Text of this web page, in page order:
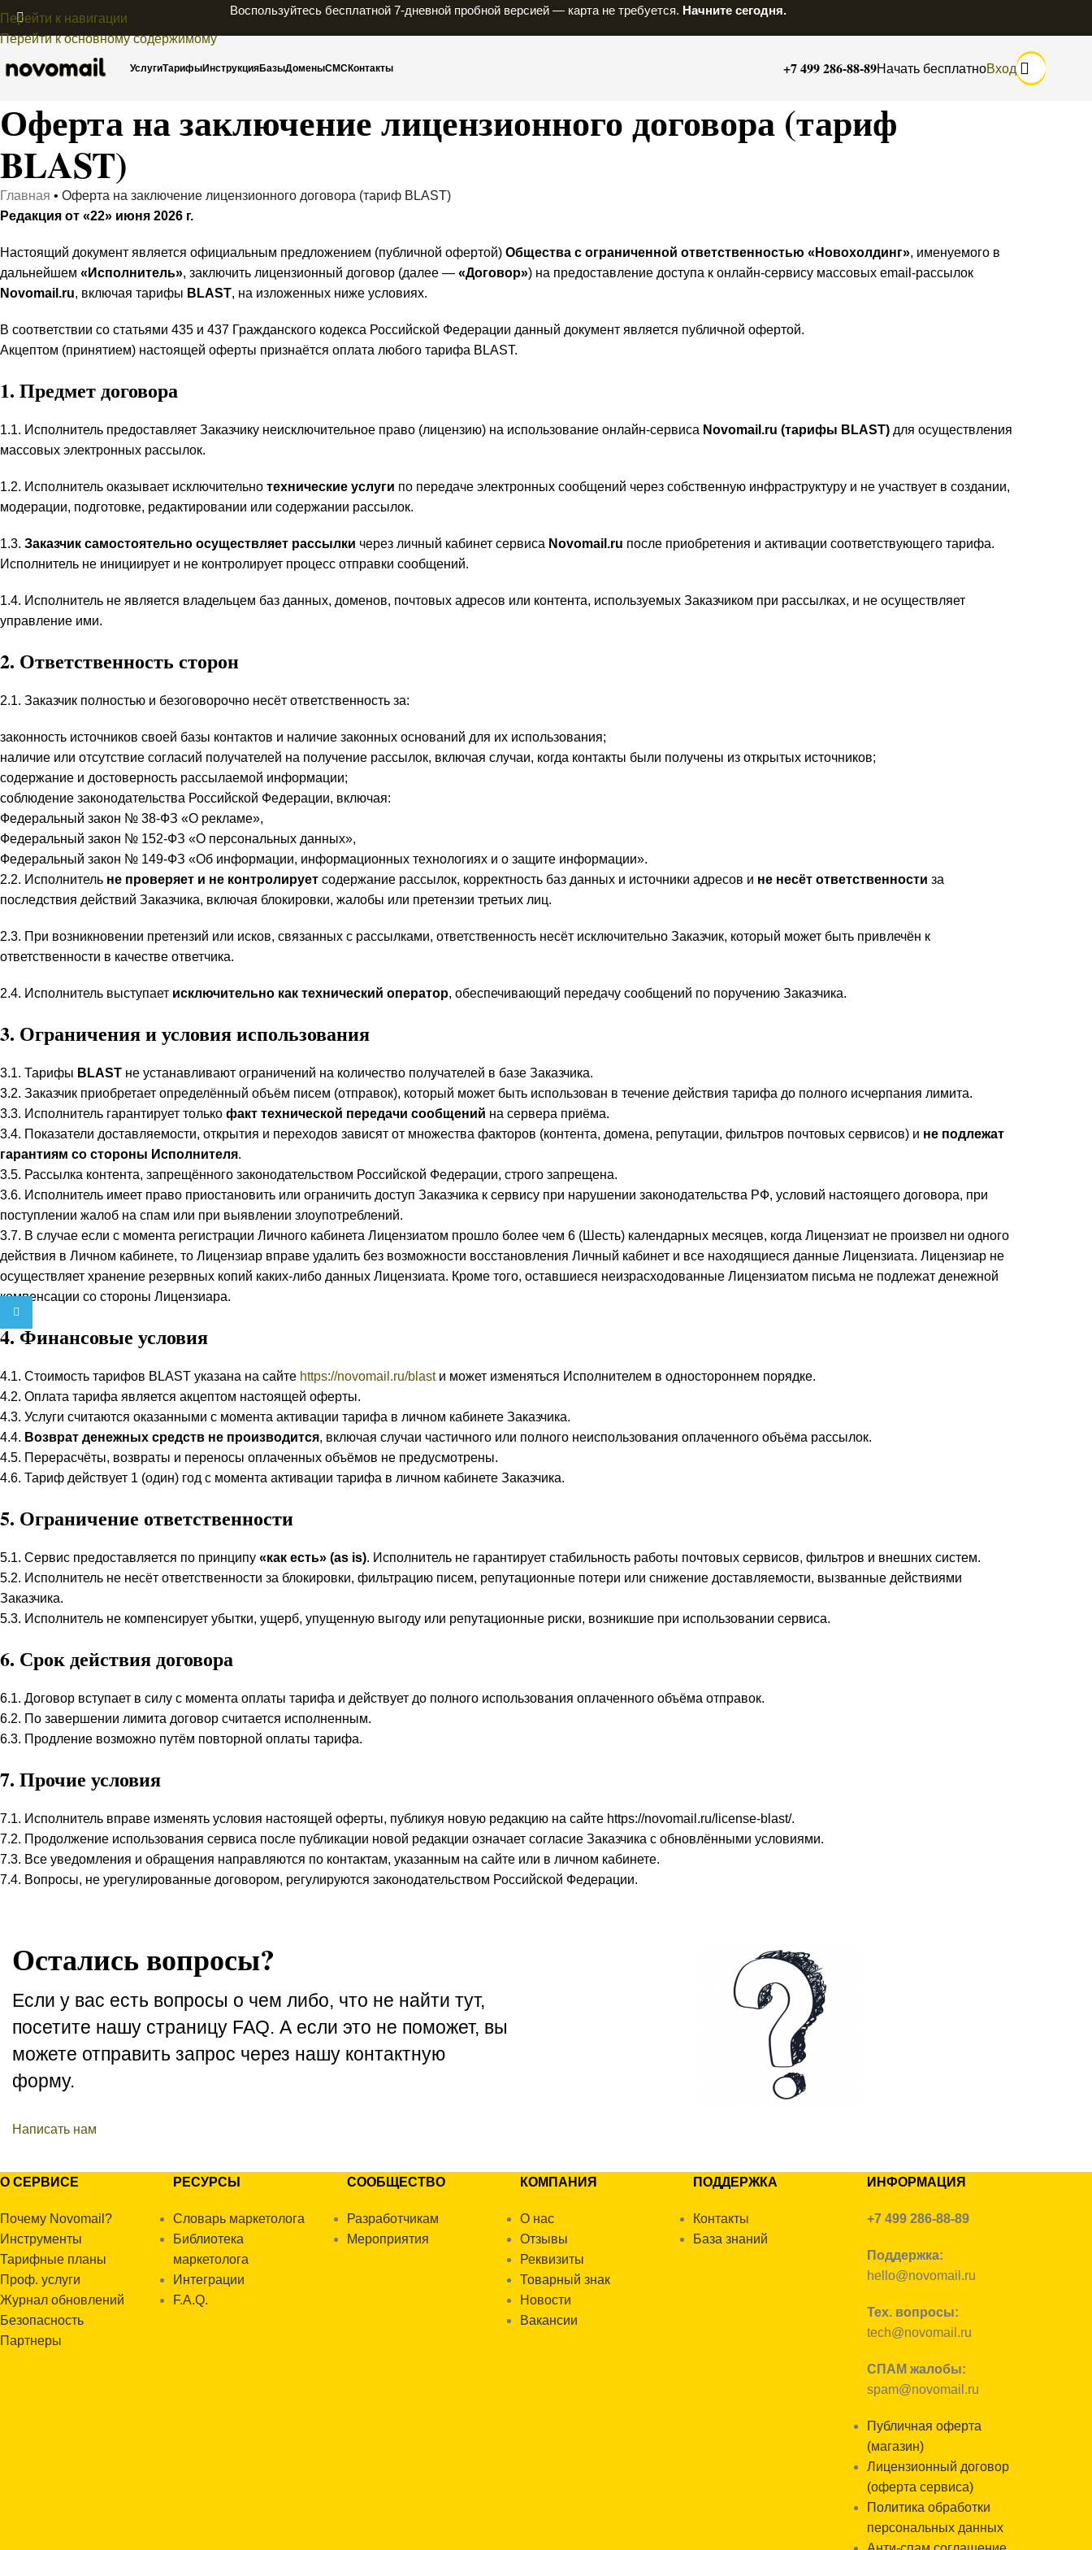
Перейти к навигации
Перейти к основному содержимому
Воспользуйтесь бесплатной 7-дневной пробной версией — карта не требуется. Начните сегодня.
УслугиТарифыИнструкцияБазыДоменыСМСКонтакты +7 499 286-88-89Начать бесплатноВход
Оферта на заключение лицензионного договора (тариф
BLAST)
Главная • Оферта на заключение лицензионного договора (тариф BLAST)
Редакция от «22» июня 2026 г.
Настоящий документ является официальным предложением (публичной офертой) Общества с ограниченной ответственностью «Новохолдинг», именуемого в
дальнейшем «Исполнитель», заключить лицензионный договор (далее — «Договор») на предоставление доступа к онлайн-сервису массовых email-рассылок
Novomail.ru, включая тарифы BLAST, на изложенных ниже условиях.
В соответствии со статьями 435 и 437 Гражданского кодекса Российской Федерации данный документ является публичной офертой.
Акцептом (принятием) настоящей оферты признаётся оплата любого тарифа BLAST.
1. Предмет договора
1.1. Исполнитель предоставляет Заказчику неисключительное право (лицензию) на использование онлайн-сервиса Novomail.ru (тарифы BLAST) для осуществления
массовых электронных рассылок.
1.2. Исполнитель оказывает исключительно технические услуги по передаче электронных сообщений через собственную инфраструктуру и не участвует в создании,
модерации, подготовке, редактировании или содержании рассылок.
1.3. Заказчик самостоятельно осуществляет рассылки через личный кабинет сервиса Novomail.ru после приобретения и активации соответствующего тарифа.
Исполнитель не инициирует и не контролирует процесс отправки сообщений.
1.4. Исполнитель не является владельцем баз данных, доменов, почтовых адресов или контента, используемых Заказчиком при рассылках, и не осуществляет
управление ими.
2. Ответственность сторон
2.1. Заказчик полностью и безоговорочно несёт ответственность за:
законность источников своей базы контактов и наличие законных оснований для их использования;
наличие или отсутствие согласий получателей на получение рассылок, включая случаи, когда контакты были получены из открытых источников;
содержание и достоверность рассылаемой информации;
соблюдение законодательства Российской Федерации, включая:
Федеральный закон № 38-ФЗ «О рекламе»,
Федеральный закон № 152-ФЗ «О персональных данных»,
Федеральный закон № 149-ФЗ «Об информации, информационных технологиях и о защите информации».
2.2. Исполнитель не проверяет и не контролирует содержание рассылок, корректность баз данных и источники адресов и не несёт ответственности за
последствия действий Заказчика, включая блокировки, жалобы или претензии третьих лиц.
2.3. При возникновении претензий или исков, связанных с рассылками, ответственность несёт исключительно Заказчик, который может быть привлечён к
ответственности в качестве ответчика.
2.4. Исполнитель выступает исключительно как технический оператор, обеспечивающий передачу сообщений по поручению Заказчика.
3. Ограничения и условия использования
3.1. Тарифы BLAST не устанавливают ограничений на количество получателей в базе Заказчика.
3.2. Заказчик приобретает определённый объём писем (отправок), который может быть использован в течение действия тарифа до полного исчерпания лимита.
3.3. Исполнитель гарантирует только факт технической передачи сообщений на сервера приёма.
3.4. Показатели доставляемости, открытия и переходов зависят от множества факторов (контента, домена, репутации, фильтров почтовых сервисов) и не подлежат
гарантиям со стороны Исполнителя.
3.5. Рассылка контента, запрещённого законодательством Российской Федерации, строго запрещена.
3.6. Исполнитель имеет право приостановить или ограничить доступ Заказчика к сервису при нарушении законодательства РФ, условий настоящего договора, при
поступлении жалоб на спам или при выявлении злоупотреблений.
3.7. В случае если с момента регистрации Личного кабинета Лицензиатом прошло более чем 6 (Шесть) календарных месяцев, когда Лицензиат не произвел ни одного
действия в Личном кабинете, то Лицензиар вправе удалить без возможности восстановления Личный кабинет и все находящиеся данные Лицензиата. Лицензиар не
осуществляет хранение резервных копий каких-либо данных Лицензиата. Кроме того, оставшиеся неизрасходованные Лицензиатом письма не подлежат денежной
компенсации со стороны Лицензиара.
4. Финансовые условия
4.1. Стоимость тарифов BLAST указана на сайте https://novomail.ru/blastи может изменяться Исполнителем в одностороннем порядке.
4.2. Оплата тарифа является акцептом настоящей оферты.
4.3. Услуги считаются оказанными с момента активации тарифа в личном кабинете Заказчика.
4.4. Возврат денежных средств не производится, включая случаи частичного или полного неиспользования оплаченного объёма рассылок.
4.5. Перерасчёты, возвраты и переносы оплаченных объёмов не предусмотрены.
4.6. Тариф действует 1 (один) год с момента активации тарифа в личном кабинете Заказчика.
5. Ограничение ответственности
5.1. Сервис предоставляется по принципу «как есть» (as is). Исполнитель не гарантирует стабильность работы почтовых сервисов, фильтров и внешних систем.
5.2. Исполнитель не несёт ответственности за блокировки, фильтрацию писем, репутационные потери или снижение доставляемости, вызванные действиями
Заказчика.
5.3. Исполнитель не компенсирует убытки, ущерб, упущенную выгоду или репутационные риски, возникшие при использовании сервиса.
6. Срок действия договора
6.1. Договор вступает в силу с момента оплаты тарифа и действует до полного использования оплаченного объёма отправок.
6.2. По завершении лимита договор считается исполненным.
6.3. Продление возможно путём повторной оплаты тарифа.
7. Прочие условия
7.1. Исполнитель вправе изменять условия настоящей оферты, публикуя новую редакцию на сайте https://novomail.ru/license-blast/.
7.2. Продолжение использования сервиса после публикации новой редакции означает согласие Заказчика с обновлёнными условиями.
7.3. Все уведомления и обращения направляются по контактам, указанным на сайте или в личном кабинете.
7.4. Вопросы, не урегулированные договором, регулируются законодательством Российской Федерации.
Остались вопросы?
Если у вас есть вопросы о чем либо, что не найти тут,
посетите нашу страницу FAQ. А если это не поможет, вы
можете отправить запрос через нашу контактную
форму.
Написать нам
О СЕРВИСЕ
Почему Novomail?
Инструменты
Тарифные планы
Проф. услуги
Журнал обновлений
Безопасность
Партнеры
РЕСУРСЫ
Словарь маркетолога
Библиотека
маркетолога
Интеграции
F.A.Q.
СООБЩЕСТВО
Разработчикам
Мероприятия
КОМПАНИЯ
О нас
Отзывы
Реквизиты
Товарный знак
Новости
Вакансии
ПОДДЕРЖКА
Контакты
База знаний
ИНФОРМАЦИЯ
+7 499 286-88-89
Поддержка:
hello@novomail.ru
Тех. вопросы:
tech@novomail.ru
СПАМ жалобы:
spam@novomail.ru
Публичная оферта
(магазин)
Лицензионный договор
(оферта сервиса)
Политика обработки
персональных данных